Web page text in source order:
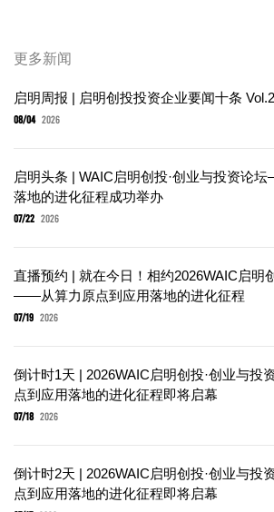
更多新闻
启明周报 | 启明创投投资企业要闻十条
08/04 2026
启明头条 | WAIC启明创投·创业与投资论
落地的进化征程成功举办
07/22 2026
直播预约 | 就在今日！相约2026WAIC启明
——从算力原点到应用落地的进化征程
07/19 2026
倒计时1天 | 2026WAIC启明创投·创业与
点到应用落地的进化征程即将启幕
07/18 2026
倒计时2天 | 2026WAIC启明创投·创业与
点到应用落地的进化征程即将启幕